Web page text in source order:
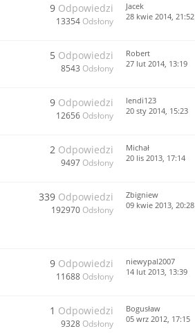
9 Odpowiedzi
13354 Odsłony
Jacek
28 kwie 2014, 21:52
5 Odpowiedzi
8543 Odsłony
Robert
27 lut 2014, 13:19
9 Odpowiedzi
12656 Odsłony
lendi123
20 sty 2014, 15:23
2 Odpowiedzi
9497 Odsłony
Michał
20 lis 2013, 17:14
339 Odpowiedzi
192970 Odsłony
Zbigniew
09 kwie 2013, 20:28
9 Odpowiedzi
11688 Odsłony
niewypal2007
14 lut 2013, 13:39
1 Odpowiedzi
9328 Odsłony
Bogusław
05 wrz 2012, 17:15